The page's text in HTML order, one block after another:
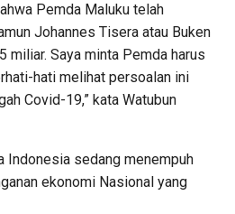
Pemda Maluku telah
Johannes Tisera atau Buken
miliar. Saya minta Pemda harus
hati melihat persoalan ini
Covid-19,” kata Watubun
Indonesia sedang menempuh
ekonomi Nasional yang